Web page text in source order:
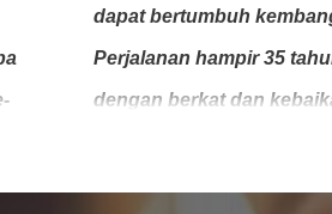
dapat bertumbuh
Perjalanan hampir 35
dengan berkat dan